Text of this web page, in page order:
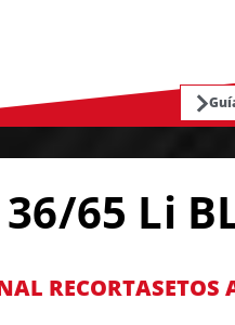
36/65 Li
RECORTASETOS